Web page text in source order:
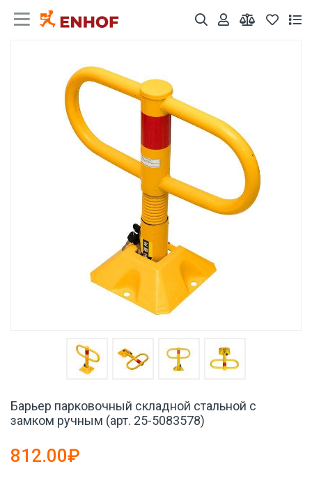
Барьер парковочный складной стальной с
замком ручным (арт. 25-5083578)
812.00₽